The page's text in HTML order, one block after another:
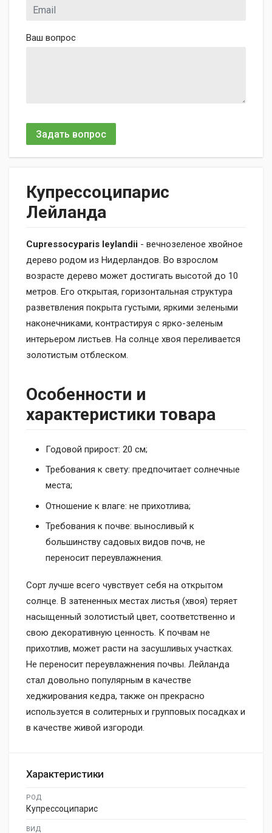
Ваш вопрос
Задать вопрос
Купрессоципарис
Лейланда
Cupressocyparis leylandii - вечнозеленое хвойное
дерево родом из Нидерландов. Во взрослом
возрасте дерево может достигать высотой до 10
метров. Его открытая, горизонтальная структура
разветвления покрыта густыми, яркими зелеными
наконечниками, контрастируя с ярко-зеленым
интерьером листьев. На солнце хвоя переливается
золотистым отблеском.
Особенности и
характеристики товара
Годовой прирост: 20 см;
Требования к свету: предпочитает солнечные
места;
Отношение к влаге: не прихотлива;
Требования к почве: выносливый к
большинству садовых видов почв, не
переносит переувлажнения.
Сорт лучше всего чувствует себя на открытом
солнце. В затененных местах листья (хвоя) теряет
насыщенный золотистый цвет, соответственно и
свою декоративную ценность. К почвам не
прихотлив, может расти на засушливых участках.
Не переносит переувлажнения почвы. Лейланда
стал довольно популярным в качестве
хеджирования кедра, также он прекрасно
используется в солитерных и групповых посадках и
в качестве живой изгороди.
Характеристики
РОД
Купрессоципарис
ВИД